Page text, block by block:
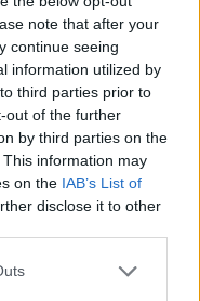
note that after your
continue seeing
information utilized by
third parties prior to
out of the further
by third parties on the
This information may
on the IAB’s List of
disclose it to other
one or more Google